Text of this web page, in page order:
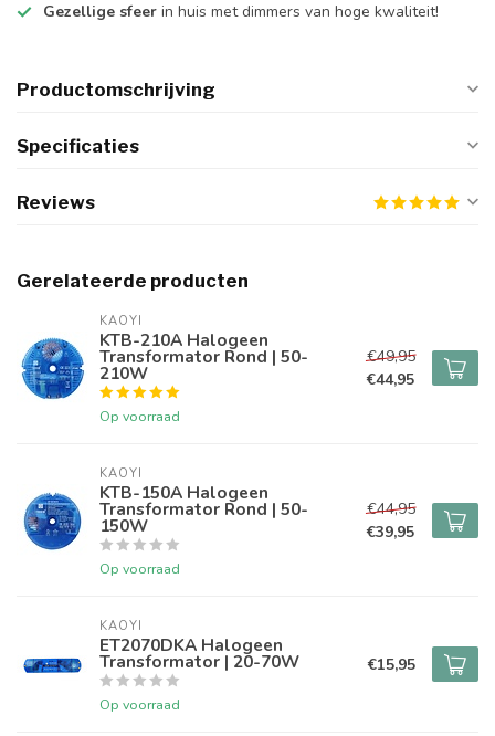
Gezellige sfeer in huis met dimmers van hoge kwaliteit!
Productomschrijving
Specificaties
Reviews
Gerelateerde producten
KAOYI
KTB-210A Halogeen
Transformator Rond | 50-
210W
Op voorraad
€49,95
€44,95
KAOYI
KTB-150A Halogeen
Transformator Rond | 50-
150W
Op voorraad
€44,95
€39,95
KAOYI
ET2070DKA Halogeen
Transformator | 20-70W
Op voorraad
€15,95